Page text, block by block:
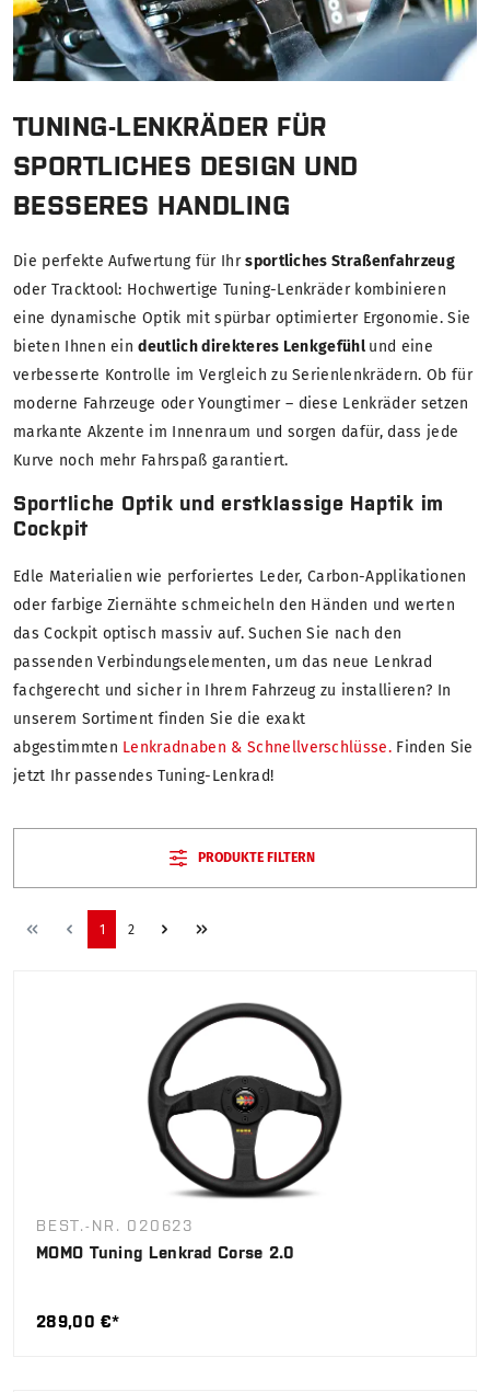
TUNING-LENKRÄDER FÜR
SPORTLICHES DESIGN UND
BESSERES HANDLING
Die perfekte Aufwertung für Ihrsportliches Straßenfahrzeug
oder Tracktool: Hochwertige Tuning-Lenkräder kombinieren
eine dynamische Optik mit spürbar optimierter Ergonomie. Sie
bieten Ihnen eindeutlich direkteres Lenkgefühl und eine
verbesserte Kontrolle im Vergleich zu Serienlenkrädern. Ob für
moderne Fahrzeuge oder Youngtimer – diese Lenkräder setzen
markante Akzente im Innenraum und sorgen dafür, dass jede
Kurve noch mehr Fahrspaß garantiert.
Sportliche Optik und erstklassige Haptik im
Cockpit
Edle Materialien wie perforiertes Leder, Carbon-Applikationen
oder farbige Ziernähte schmeicheln den Händen und werten
das Cockpit optisch massiv auf. Suchen Sie nach den
passenden Verbindungselementen, um das neue Lenkrad
fachgerecht und sicher in Ihrem Fahrzeug zu installieren? In
unserem Sortiment finden Sie die exakt
abgestimmten Lenkradnaben & Schnellverschlüsse. Finden Sie
jetzt Ihr passendes Tuning-Lenkrad!
PRODUKTE FILTERN
1 2
BEST.-NR. 020623
MOMO Tuning Lenkrad Corse 2.0
289,00 €*